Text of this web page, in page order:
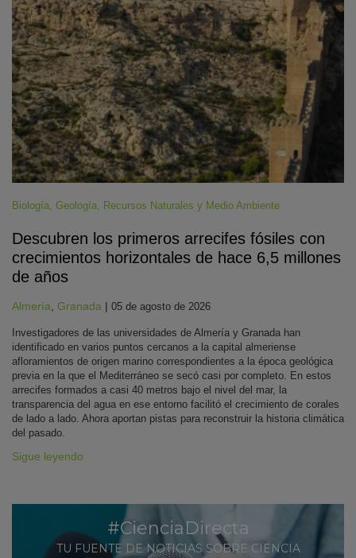
Biología Geología Recursos Naturales y Medio Ambiente
Descubren los primeros arrecifes fósiles con
crecimientos horizontales de hace 6,5 millones
de años
Almería Granada | 05 de agosto de 2026
Investigadores de las universidades de Almería y Granada han
identificado en varios puntos cercanos a la capital almeriense
afloramientos de origen marino correspondientes a la época geológica
previa en la que el Mediterráneo se secó casi por completo. En estos
arrecifes formados a casi 40 metros bajo el nivel del mar, la
transparencia del agua en ese entorno facilitó el crecimiento de corales
de lado a lado. Ahora aportan pistas para reconstruir la historia climática
del pasado.
Sigue leyendo
#CienciaDirecta
TU FUENTE DE NOTICIAS SOBRE CIENCIA